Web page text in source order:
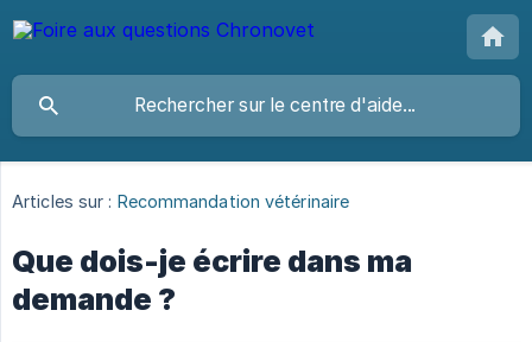
Articles sur : Recommandation vétérinaire
Que dois-je écrire dans ma
demande ?